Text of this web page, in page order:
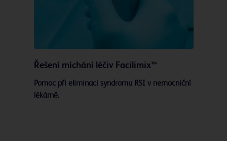
Řešení míchání léčiv Facilimix™
Pomoc při eliminaci syndromu RSI v nemocniční
lékárně.